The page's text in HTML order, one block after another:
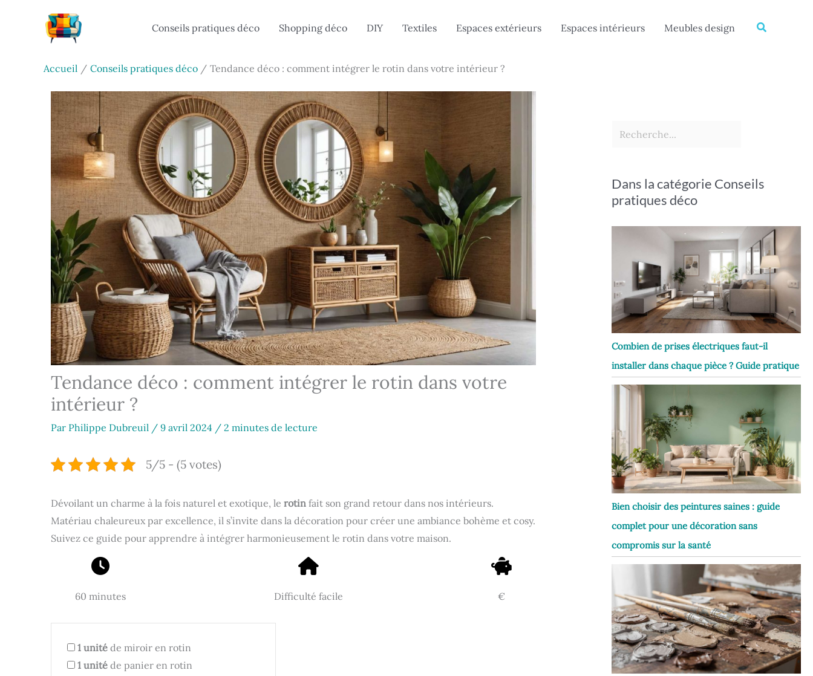
Conseils pratiques déco Shopping déco DIY Textiles Espaces extérieurs Espaces intérieurs Meubles design
Accueil Conseils pratiques déco Tendance déco : comment intégrer le rotin dans votre intérieur ?
Tendance déco : comment intégrer le rotin dans votre
intérieur ?
Par Philippe Dubreuil / 9 avril 2024 / 2 minutes de lecture
5/5 - (5 votes)
Dévoilant un charme à la fois naturel et exotique, le rotin fait son grand retour dans nos intérieurs.
Matériau chaleureux par excellence, il s’invite dans la décoration pour créer une ambiance bohème et cosy.
Suivez ce guide pour apprendre à intégrer harmonieusement le rotin dans votre maison.
60 minutes Difficulté facile €
1 unité de miroir en rotin
1 unité de panier en rotin
Dans la catégorie Conseils
pratiques déco
Combien de prises électriques faut-il
installer dans chaque pièce ? Guide pratique
Bien choisir des peintures saines : guide
complet pour une décoration sans
compromis sur la santé